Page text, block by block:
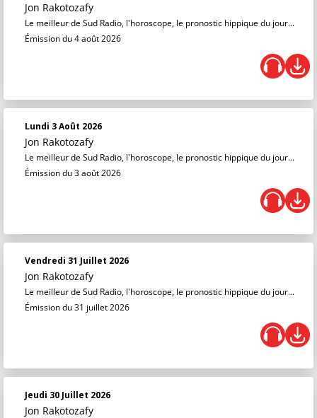
Jon Rakotozafy
Le meilleur de Sud Radio, l'horoscope, le pronostic hippique du jour...
Émission du 4 août 2026
Lundi 3 Août 2026
Jon Rakotozafy
Le meilleur de Sud Radio, l'horoscope, le pronostic hippique du jour...
Émission du 3 août 2026
Vendredi 31 Juillet 2026
Jon Rakotozafy
Le meilleur de Sud Radio, l'horoscope, le pronostic hippique du jour...
Émission du 31 juillet 2026
Jeudi 30 Juillet 2026
Jon Rakotozafy